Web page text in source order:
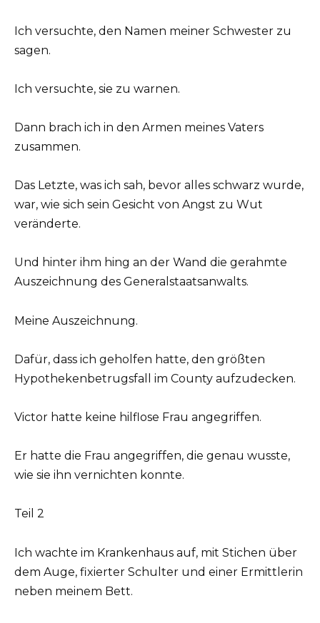
Ich versuchte, den Namen meiner Schwester zu
sagen.
Ich versuchte, sie zu warnen.
Dann brach ich in den Armen meines Vaters
zusammen.
Das Letzte, was ich sah, bevor alles schwarz wurde,
war, wie sich sein Gesicht von Angst zu Wut
veränderte.
Und hinter ihm hing an der Wand die gerahmte
Auszeichnung des Generalstaatsanwalts.
Meine Auszeichnung.
Dafür, dass ich geholfen hatte, den größten
Hypothekenbetrugsfall im County aufzudecken.
Victor hatte keine hilflose Frau angegriffen.
Er hatte die Frau angegriffen, die genau wusste,
wie sie ihn vernichten konnte.
Teil 2
Ich wachte im Krankenhaus auf, mit Stichen über
dem Auge, fixierter Schulter und einer Ermittlerin
neben meinem Bett.